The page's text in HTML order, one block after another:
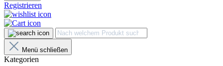
Registrieren
Menü schließen
Kategorien